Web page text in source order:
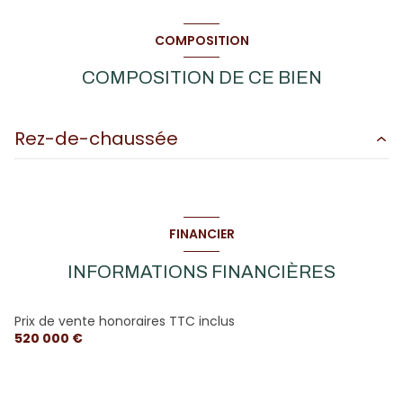
COMPOSITION
COMPOSITION DE CE BIEN
Rez-de-chaussée
Cottage n°5
Cottage n°6
Cottage n°7
FINANCIER
INFORMATIONS FINANCIÈRES
Prix de vente honoraires TTC inclus
520 000 €